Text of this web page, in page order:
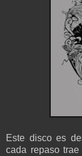
Este disco es
cada repaso